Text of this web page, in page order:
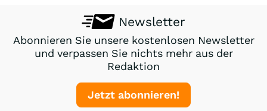
Newsletter
Abonnieren Sie unsere kostenlosen Newsletter
und verpassen Sie nichts mehr aus der
Redaktion
Jetzt abonnieren!